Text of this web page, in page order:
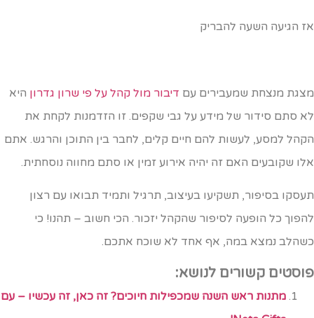
הגיעה השעה להבריק
מנצחת שמעבירים עםדיבור מול קהל על פי שרון גדרון היא
סתם סידור של מידע על גבי שקפים. זו הזדמנות לקחת את
למסע, לעשות להם חיים קלים, לחבר בין התוכן והרגש. אתם
שקובעים האם זה יהיה אירוע זמין או סתם מחווה נוסחתית.
בסיפור, תשקיעו בעיצוב, תרגיל ותמיד תבואו עם רצון
כל הופעה לסיפור שהקהל יזכור. הכי חשוב – תהנו! כי
נמצא במה, אף אחד לא שוכח אתכם.
קשורים לנושא:
מתנות ראש השנה שמכפילות חיוכים? זה כאן, זה עכשיו – עם